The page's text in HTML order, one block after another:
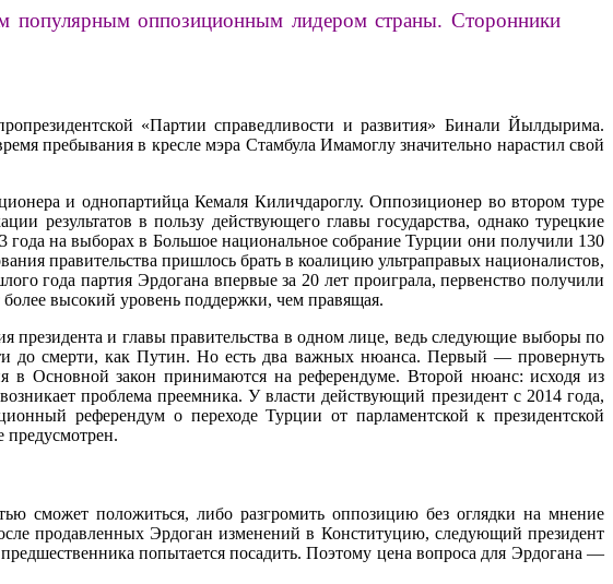
популярным оппозиционным лидером страны. Сторонники
«Партии справедливости и развития» Бинали Йылдырима.
пребывания в кресле мэра Стамбула Имамоглу значительно нарастил свой
и однопартийца Кемаля Киличдароглу. Оппозиционер во втором туре
результатов в пользу действующего главы государства, однако турецкие
на выборах в Большое национальное собрание Турции они получили 130
правительства пришлось брать в коалицию ультраправых националистов,
года партия Эрдогана впервые за 20 лет проиграла, первенство получили
высокий уровень поддержки, чем правящая.
президента и главы правительства в одном лице, ведь следующие выборы по
до смерти, как Путин. Но есть два важных нюанса. Первый — провернуть
в Основной закон принимаются на референдуме. Второй нюанс: исходя из
проблема преемника. У власти действующий президент с 2014 года,
референдум о переходе Турции от парламентской к президентской
сможет положиться, либо разгромить оппозицию без оглядки на мнение
продавленных Эрдоган изменений в Конституцию, следующий президент
попытается посадить. Поэтому цена вопроса для Эрдогана —